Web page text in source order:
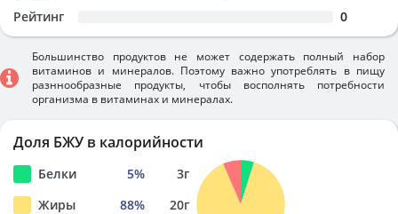
Рейтинг 0
Большинство продуктов не может содержать полный набор
витаминов и минералов. Поэтому важно употреблять в пищу
разннообразные продукты, чтобы восполнять потребности
организма в витаминах и минералах.
Доля БЖУ в калорийности
Белки 5% 3г
Жиры
88% 20г